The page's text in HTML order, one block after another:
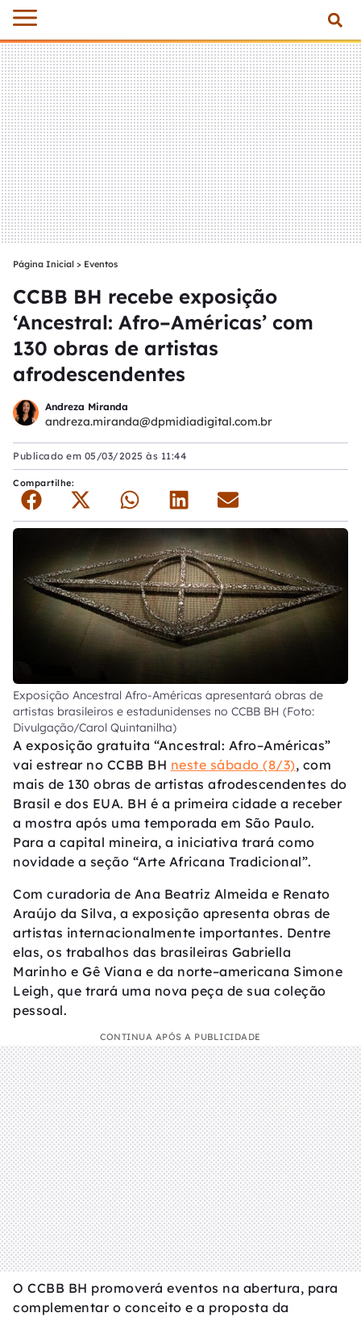
Página Inicial > Eventos
CCBB BH recebe exposição
‘Ancestral: Afro–Américas’ com
130 obras de artistas
afrodescendentes
Andreza Miranda
andreza.miranda@dpmidiadigital.com.br
Publicado em 05/03/2025 às 11:44
Compartilhe:
Exposição Ancestral Afro-Américas apresentará obras de
artistas brasileiros e estadunidenses no CCBB BH (Foto:
Divulgação/Carol Quintanilha)
A exposição gratuita “Ancestral: Afro–Américas”
vai estrear no CCBB BH neste sábado (8/3), com
mais de 130 obras de artistas afrodescendentes do
Brasil e dos EUA. BH é a primeira cidade a receber
a mostra após uma temporada em São Paulo.
Para a capital mineira, a iniciativa trará como
novidade a seção “Arte Africana Tradicional”.
Com curadoria de Ana Beatriz Almeida e Renato
Araújo da Silva, a exposição apresenta obras de
artistas internacionalmente importantes. Dentre
elas, os trabalhos das brasileiras Gabriella
Marinho e Gê Viana e da norte–americana Simone
Leigh, que trará uma nova peça de sua coleção
pessoal.
CONTINUA APÓS A PUBLICIDADE
O CCBB BH promoverá eventos na abertura, para
complementar o conceito e a proposta da